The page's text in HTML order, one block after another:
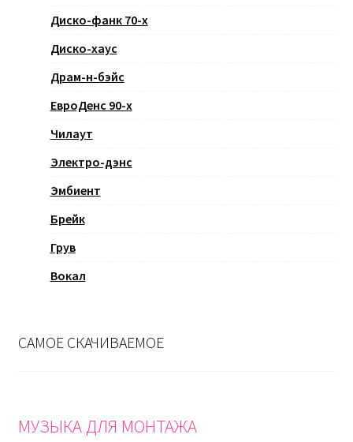
Диско-фанк 70-х
Диско-хаус
Драм-н-бэйс
ЕвроДенс 90-х
Чилаут
Электро-дэнс
Эмбиент
Брейк
Грув
Вокал
САМОЕ СКАЧИВАЕМОЕ
МУЗЫКА ДЛЯ МОНТАЖА